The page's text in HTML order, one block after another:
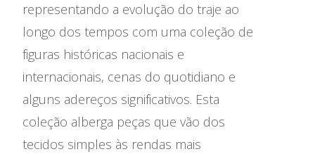
representando a evolução do traje ao
longo dos tempos com uma coleção de
figuras históricas nacionais e
internacionais, cenas do quotidiano e
alguns adereços significativos. Esta
coleção alberga peças que vão dos
tecidos simples às rendas mais